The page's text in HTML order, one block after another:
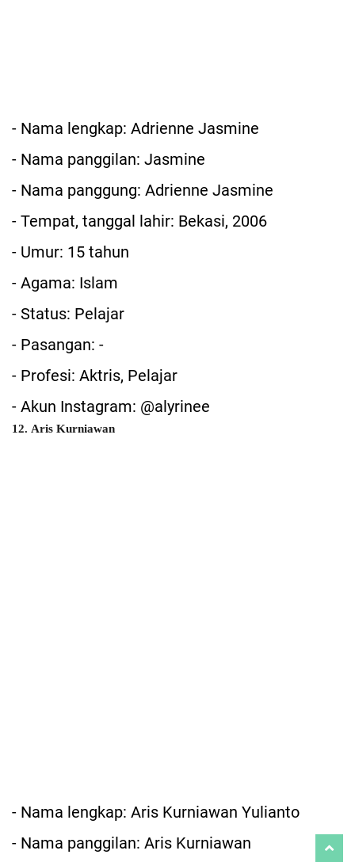
- Nama lengkap: Adrienne Jasmine
- Nama panggilan: Jasmine
- Nama panggung: Adrienne Jasmine
- Tempat, tanggal lahir: Bekasi, 2006
- Umur: 15 tahun
- Agama: Islam
- Status: Pelajar
- Pasangan: -
- Profesi: Aktris, Pelajar
- Akun Instagram: @alyrinee
12. Aris Kurniawan
- Nama lengkap: Aris Kurniawan Yulianto
- Nama panggilan: Aris Kurniawan